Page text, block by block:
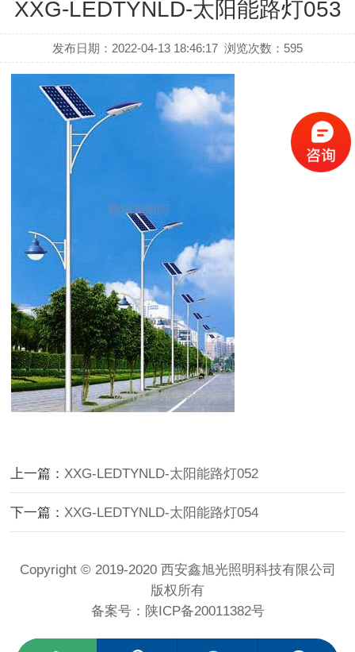
XXG-LEDTYNLD-太阳能路灯053
发布日期：2022-04-13 18:46:17 浏览次数： 595
上一篇：XXG-LEDTYNLD-太阳能路灯052
下一篇：XXG-LEDTYNLD-太阳能路灯054
Copyright © 2019-2020 西安鑫旭光照明科技有限公司
版权所有
备案号： 陕ICP备20011382号